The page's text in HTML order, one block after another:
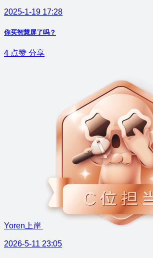
2025-1-19 17:28
你买智慧屏了吗？
4 点赞 分享
Yoren上岸
2026-5-11 23:05